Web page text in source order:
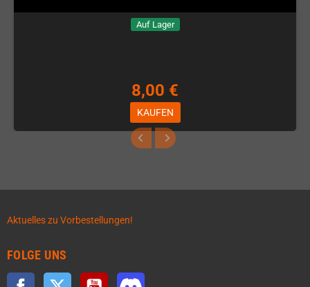
Auf Lager
8,00 €
KAUFEN
Aktuelles zu Vorbestellungen!
FOLGE UNS
Facebook Twitter YouTube